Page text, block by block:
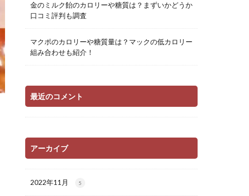
金のミルク飴のカロリーや糖質は？まずいかどうか
口コミ評判も調査
マクポのカロリーや糖質量は？マックの低カロリー
組み合わせも紹介！
最近のコメント
アーカイブ
2022年11月 5